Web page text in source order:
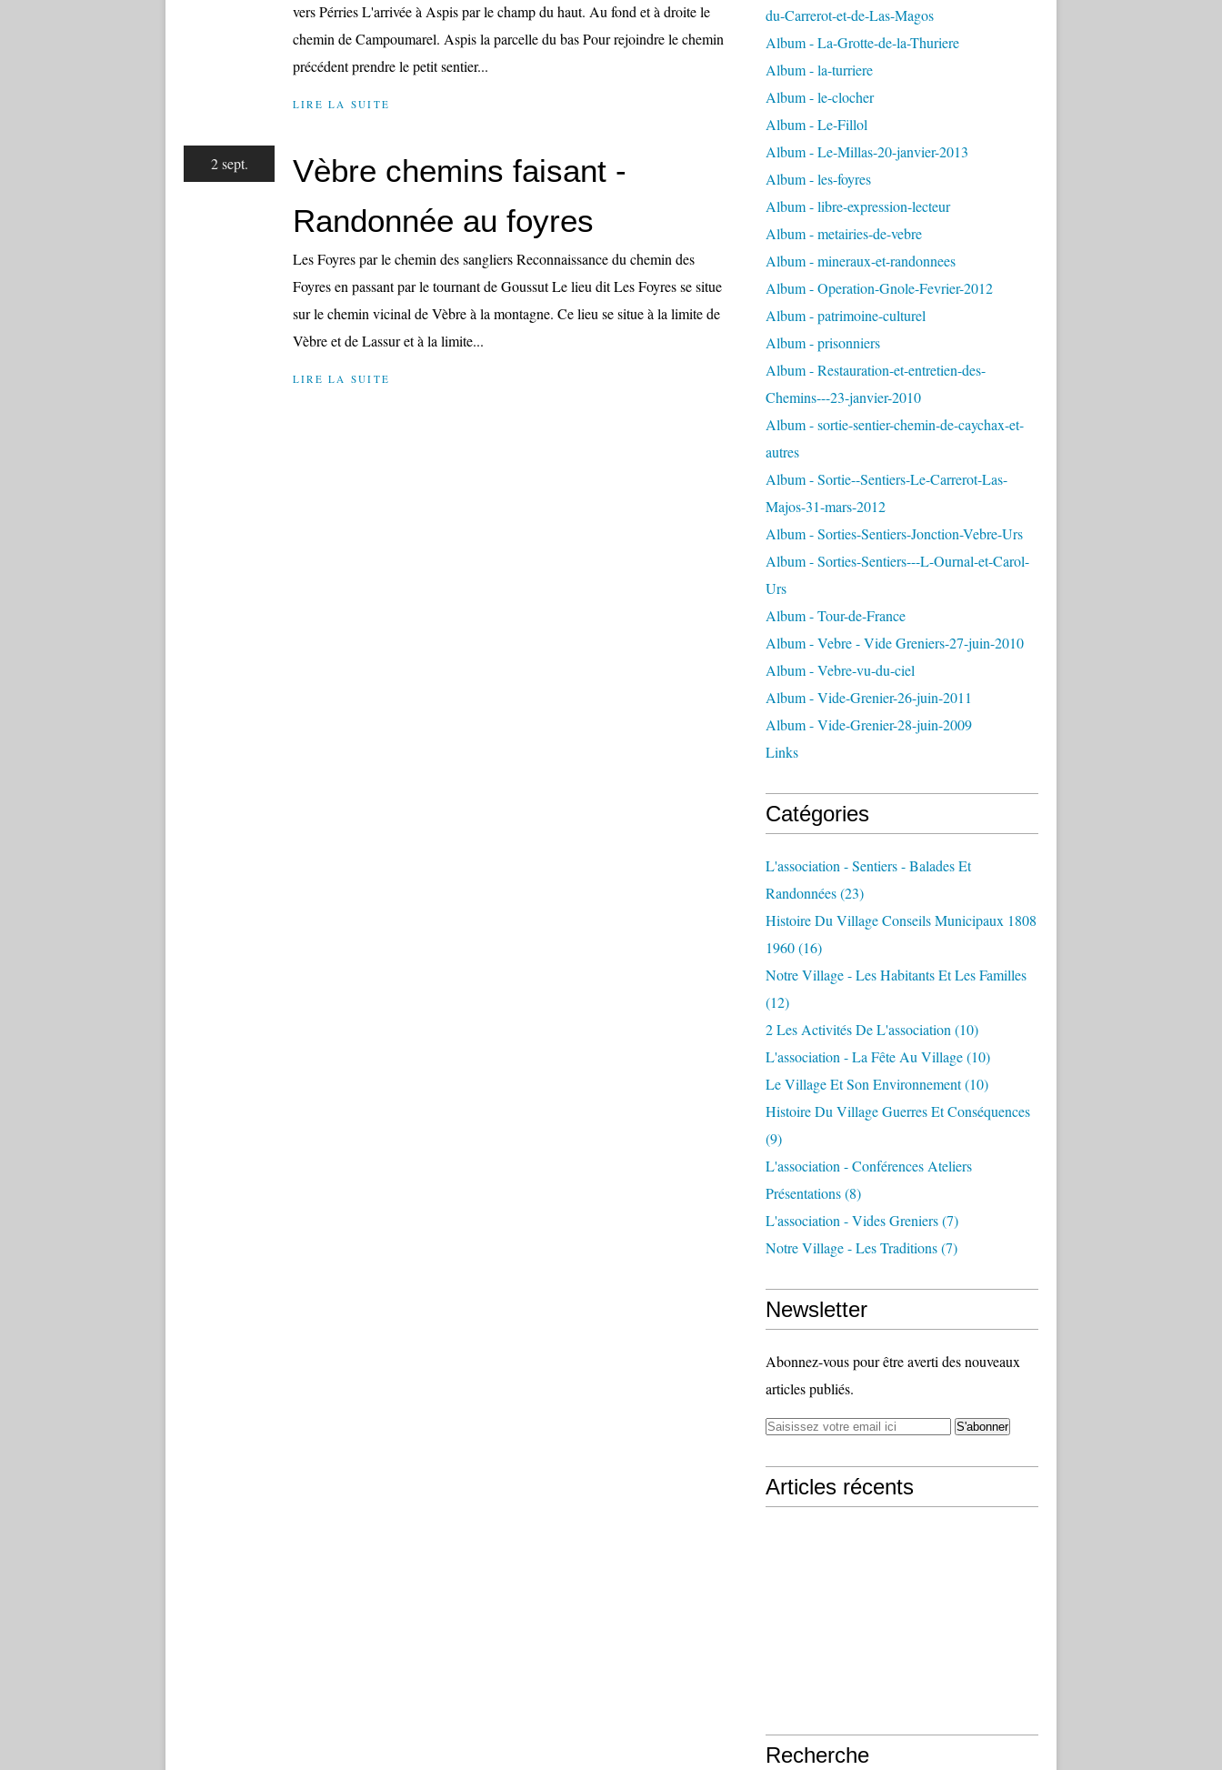
vers Pérries L'arrivée à Aspis par le champ du haut. Au fond et à droite le
chemin de Campoumarel. Aspis la parcelle du bas Pour rejoindre le chemin
précédent prendre le petit sentier...
LIRE LA SUITE
2 sept.
Vèbre chemins faisant -
Randonnée au foyres
Les Foyres par le chemin des sangliers Reconnaissance du chemin des
Foyres en passant par le tournant de Goussut Le lieu dit Les Foyres se situe
sur le chemin vicinal de Vèbre à la montagne. Ce lieu se situe à la limite de
Vèbre et de Lassur et à la limite...
LIRE LA SUITE
du-Carrerot-et-de-Las-Magos
Album - La-Grotte-de-la-Thuriere
Album - la-turriere
Album - le-clocher
Album - Le-Fillol
Album - Le-Millas-20-janvier-2013
Album - les-foyres
Album - libre-expression-lecteur
Album - metairies-de-vebre
Album - mineraux-et-randonnees
Album - Operation-Gnole-Fevrier-2012
Album - patrimoine-culturel
Album - prisonniers
Album - Restauration-et-entretien-des-
Chemins---23-janvier-2010
Album - sortie-sentier-chemin-de-caychax-et-
autres
Album - Sortie--Sentiers-Le-Carrerot-Las-
Majos-31-mars-2012
Album - Sorties-Sentiers-Jonction-Vebre-Urs
Album - Sorties-Sentiers---L-Ournal-et-Carol-
Urs
Album - Tour-de-France
Album - Vebre - Vide Greniers-27-juin-2010
Album - Vebre-vu-du-ciel
Album - Vide-Grenier-26-juin-2011
Album - Vide-Grenier-28-juin-2009
Links
Catégories
L'association - Sentiers - Balades Et
Randonnées(23)
Histoire Du Village Conseils Municipaux 1808
1960(16)
Notre Village - Les Habitants Et Les Familles
(12)
2 Les Activités De L'association (10)
L'association - La Fête Au Village(10)
Le Village Et Son Environnement(10)
Histoire Du Village Guerres Et Conséquences
(9)
L'association - Conférences Ateliers
Présentations(8)
L'association - Vides Greniers(7)
Notre Village - Les Traditions(7)
Newsletter
Abonnez-vous pour être averti des nouveaux
articles publiés.
Articles récents
Recherche